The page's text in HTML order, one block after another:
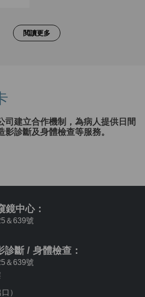
閲讀更多
司建立合作機制，為病人提供日間
影診斷及身體檢查等服務。
鏡中心：
＆639號
斷 / 身體檢查：
＆639號
）